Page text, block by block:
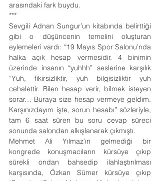
arasındaki fark buydu.
***
Sevgili Adnan Sungur’un kitabında belirttiği
gibi o düşüncenin temelini oluşturan
eylemeleri vardı: “19 Mayıs Spor Salonu’nda
halka açık hesap vermesidir. 4 binimin
üzerinde insanın “yuhhh” seslerine karşılık
“Yuh, fikirsizliktir, yuh bilgisizliktir yuh
cehalettir. Bilen hesap verir, bilmek isteyen
sorar… Buraya size hesap vermeye geldim.
Karşınızdayım işte, sorun hesabı” sözleriyle,
tam 6 saat süren bu soru cevap süreci
sonunda salondan alkışlanarak çıkmıştı.
Mehmet Ali Yılmaz’ın gelmediği bir
kongrede konuşmacıların kürsüye çıkıp
sürekli ondan bahsedip ilahlaştırılması
karşısında, Özkan Sümer kürsüye çıkıp